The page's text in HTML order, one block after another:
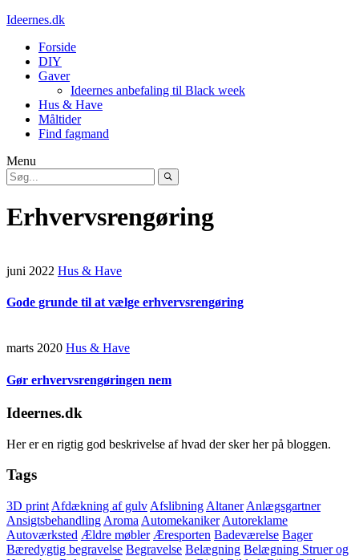
Ideernes.dk
Forside
DIY
Gaver
Ideernes anbefaling til Black week
Hus & Have
Måltider
Find fagmand
Menu
Erhvervsrengøring
juni 2022 Hus & Have
Gode grunde til at vælge erhvervsrengøring
marts 2020 Hus & Have
Gør erhvervsrengøringen nem
Ideernes.dk
Her er en rigtig god beskrivelse af hvad der sker her på bloggen.
Tags
3D print Afdækning af gulv Afslibning Altaner Anlægsgartner
Ansigtsbehandling Aroma Automekaniker Autoreklame
Autoværksted Ældre møbler Æresporten Badeværelse Bager
Bæredygtig begravelse Begravelse Belægning Belægning Struer og